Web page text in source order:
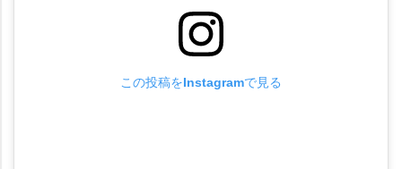
この投稿をInstagramで見る